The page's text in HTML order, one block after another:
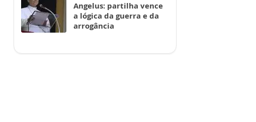
Angelus: partilha vence
a lógica da guerra e da
arrogância